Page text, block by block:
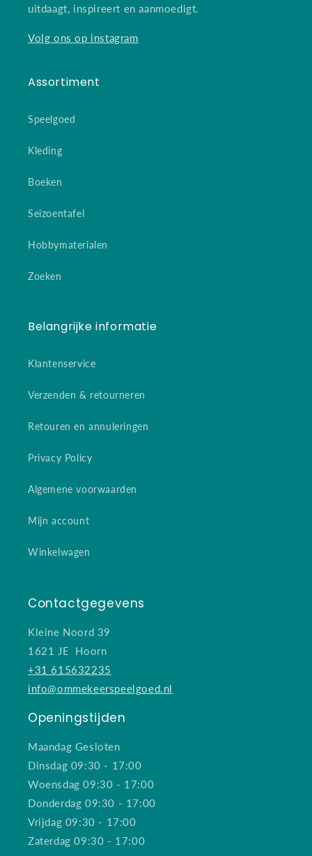
uitdaagt, inspireert en aanmoedigt.
Volg ons op instagram
Assortiment
Speelgoed
Kleding
Boeken
Seizoentafel
Hobbymaterialen
Zoeken
Belangrijke informatie
Klantenservice
Verzenden & retourneren
Retouren en annuleringen
Privacy Policy
Algemene voorwaarden
Mijn account
Winkelwagen
Contactgegevens
Kleine Noord 39
1621 JE Hoorn
+31 615632235
info@ommekeerspeelgoed.nl
Openingstijden
Maandag Gesloten
Dinsdag 09:30 - 17:00
Woensdag 09:30 - 17:00
Donderdag 09:30 - 17:00
Vrijdag 09:30 - 17:00
Zaterdag 09:30 - 17:00